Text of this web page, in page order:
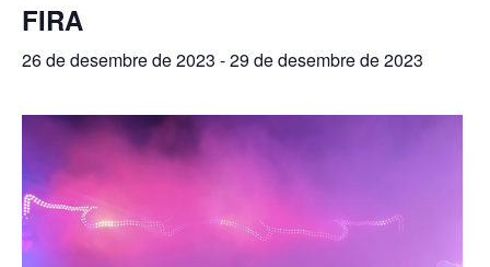
FIRA
26 de desembre de 2023 -29 de desembre de 2023